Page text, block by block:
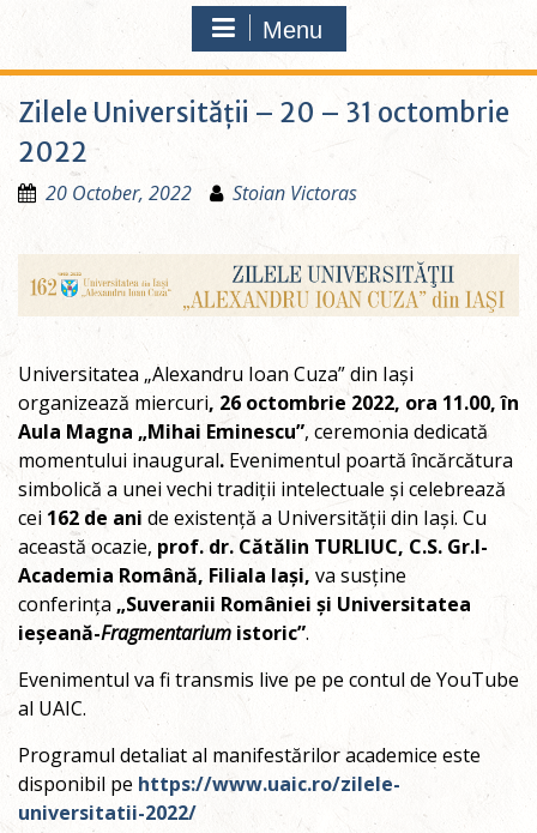
Menu
Zilele Universității – 20 – 31 octombrie
2022
20 October, 2022 Stoian Victoras
Universitatea „Alexandru Ioan Cuza” din Iași
organizează miercuri, 26 octombrie 2022, ora 11.00, în
Aula Magna „Mihai Eminescu”, ceremonia dedicată
momentului inaugural. Evenimentul poartă încărcătura
simbolică a unei vechi tradiții intelectuale și celebrează
cei 162 de ani de existență a Universității din Iași. Cu
această ocazie, prof. dr. Cătălin TURLIUC, C.S. Gr.I-
Academia Română, Filiala Iași, va susține
conferința „Suveranii României și Universitatea
ieșeană-Fragmentarium istoric”.
Evenimentul va fi transmis live pe pe contul de YouTube
al UAIC.
Programul detaliat al manifestărilor academice este
disponibil pe https://www.uaic.ro/zilele-
universitatii-2022/